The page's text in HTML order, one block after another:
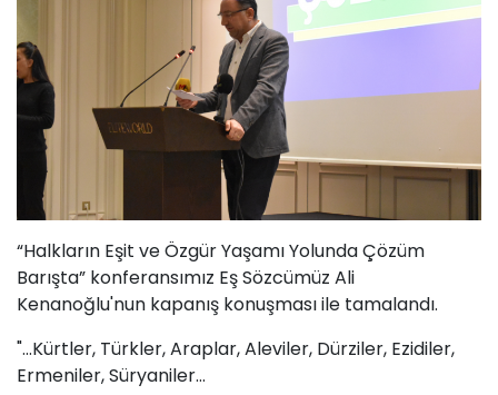
“Halkların Eşit ve Özgür Yaşamı Yolunda Çözüm
Barışta” konferansımız Eş Sözcümüz Ali
Kenanoğlu'nun kapanış konuşması ile tamalandı.
"...Kürtler, Türkler, Araplar, Aleviler, Dürziler, Ezidiler,
Ermeniler, Süryaniler…